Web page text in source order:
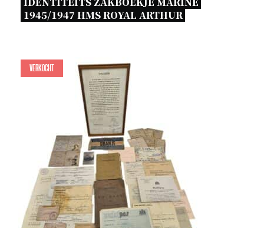
1945/1947 HMS ROYAL ARTHUR
Verkocht